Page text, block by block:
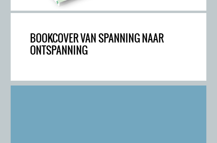
BOOKCOVER VAN SPANNING NAAR
ONTSPANNING